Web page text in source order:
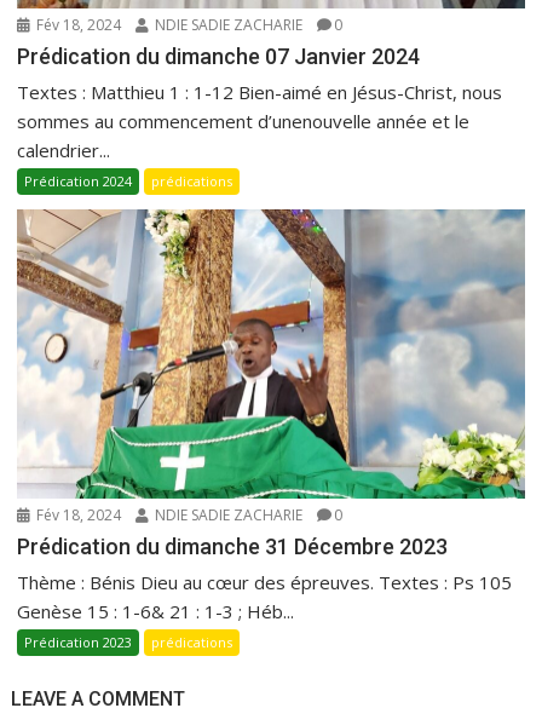
Fév 18, 2024 NDIE SADIE ZACHARIE 0
Prédication du dimanche 07 Janvier 2024
Textes : Matthieu 1 : 1-12 Bien-aimé en Jésus-Christ, nous
sommes au commencement d’unenouvelle année et le
calendrier...
Prédication 2024 prédications
Fév 18, 2024 NDIE SADIE ZACHARIE 0
Prédication du dimanche 31 Décembre 2023
Thème : Bénis Dieu au cœur des épreuves. Textes : Ps 105
Genèse 15 : 1-6& 21 : 1-3 ; Héb...
Prédication 2023 prédications
LEAVE A COMMENT